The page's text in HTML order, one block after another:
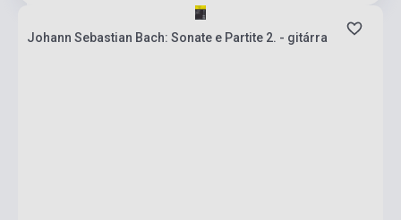
Johann Sebastian Bach: Sonate e Partite 2. - gitárra